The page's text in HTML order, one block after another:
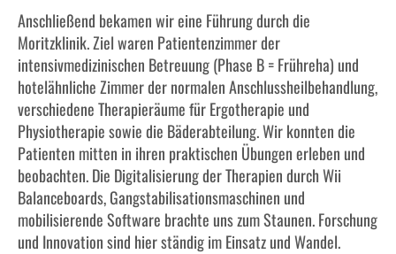
Anschließend bekamen wir eine Führung durch die
Moritzklinik. Ziel waren Patientenzimmer der
intensivmedizinischen Betreuung (Phase B = Frühreha) und
hotelähnliche Zimmer der normalen Anschlussheilbehandlung,
verschiedene Therapieräume für Ergotherapie und
Physiotherapie sowie die Bäderabteilung. Wir konnten die
Patienten mitten in ihren praktischen Übungen erleben und
beobachten. Die Digitalisierung der Therapien durch Wii
Balanceboards, Gangstabilisationsmaschinen und
mobilisierende Software brachte uns zum Staunen. Forschung
und Innovation sind hier ständig im Einsatz und Wandel.